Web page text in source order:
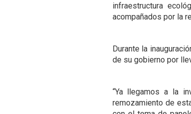
infraestructura
acompañados por la
Durante la
de su gobierno por
“Ya llegamos a la
remozamiento de